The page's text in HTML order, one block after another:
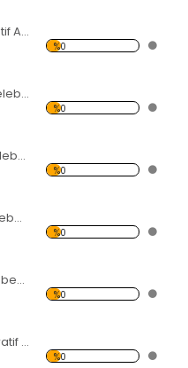
Graffiti Yazılı Dekoratif Ahşap Çerçeveli Ayna
%0
5 Yapraklı Gonca Kelebekli Dekoratif Ahşap Çerçeveli Ayna
%0
Mavi Çiçekler ve Kelebekler Dekoratif Ahşap Çerçeveli Ayna
%0
Renlki Çiçekli ve kelebekli Dekoratif Ahşap Çerçeveli Ayna
%0
Mor Çizgiler ve Kelebekler Dekoratif Ahşap Çerçeveli Ayna
%0
Yeşil Çiçekler Dekoratif Ahşap Çerçeveli Ayna
%0